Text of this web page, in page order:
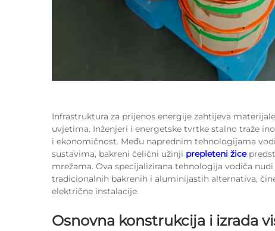
Infrastruktura za prijenos energije zahtijeva
uvjetima. Inženjeri i energetske tvrtke stalno traže
i ekonomičnost. Među naprednim tehnologijama
sustavima, bakreni čelični užinji prepleteni žice
mrežama. Ova specijalizirana tehnologija vodiča
tradicionalnih bakrenih i aluminijastih alternativa,
električne instalacije.
Osnovna konstrukcija i izrada